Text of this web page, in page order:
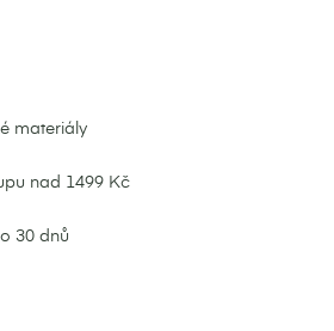
materiály
nad 1499 Kč
30 dnů